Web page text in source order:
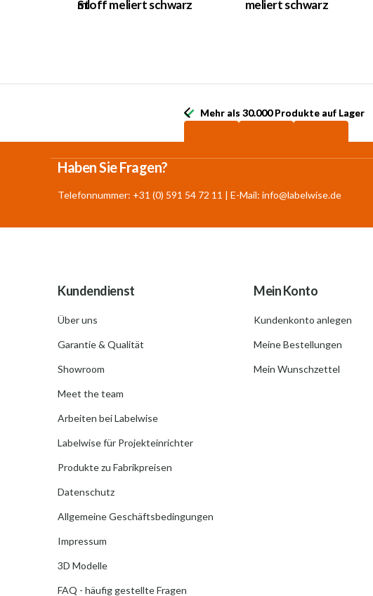
ml
meliert schwarz
Stoff meliert schwarz
Mehr als 30.000 Produkte auf Lager
Mehr als 30.000 Produkte auf Lager
Haben Sie Fragen?
Telefonnummer: +31 (0) 591 54 72 11 | E-Mail: info@labelwise.de
Kundendienst
Über uns
Garantie & Qualität
Showroom
Meet the team
Arbeiten bei Labelwise
Labelwise für Projekteinrichter
Produkte zu Fabrikpreisen
Datenschutz
Allgemeine Geschäftsbedingungen
Impressum
3D Modelle
FAQ - häufig gestellte Fragen
Mein Konto
Kundenkonto anlegen
Meine Bestellungen
Mein Wunschzettel